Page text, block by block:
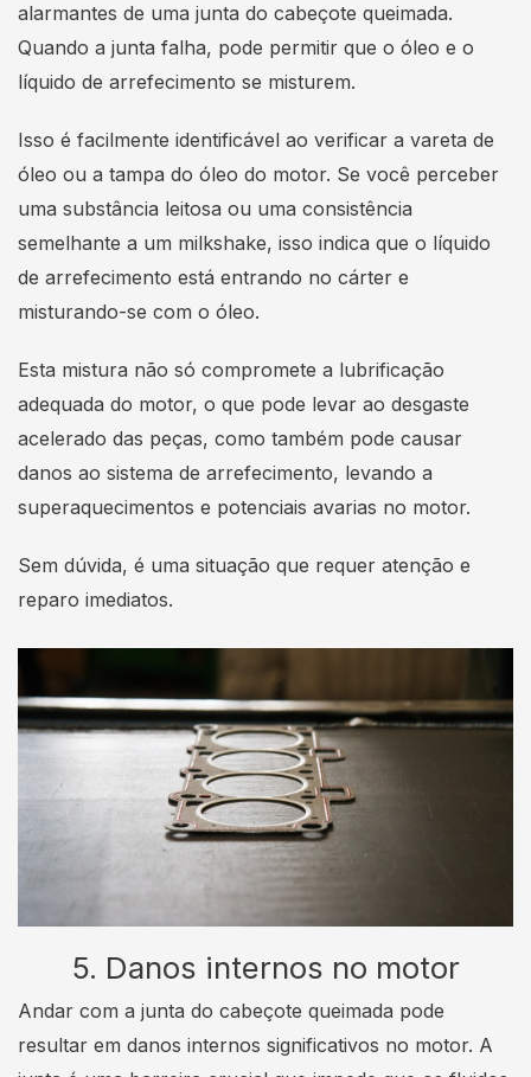
alarmantes de uma junta do cabeçote queimada.
Quando a junta falha, pode permitir que o óleo e o
líquido de arrefecimento se misturem.
Isso é facilmente identificável ao verificar a vareta de
óleo ou a tampa do óleo do motor. Se você perceber
uma substância leitosa ou uma consistência
semelhante a um milkshake, isso indica que o líquido
de arrefecimento está entrando no cárter e
misturando-se com o óleo.
Esta mistura não só compromete a lubrificação
adequada do motor, o que pode levar ao desgaste
acelerado das peças, como também pode causar
danos ao sistema de arrefecimento, levando a
superaquecimentos e potenciais avarias no motor.
Sem dúvida, é uma situação que requer atenção e
reparo imediatos.
5. Danos internos no motor
Andar com a junta do cabeçote queimada pode
resultar em danos internos significativos no motor. A